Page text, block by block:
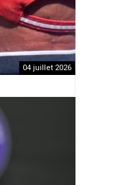
04 juillet 2026